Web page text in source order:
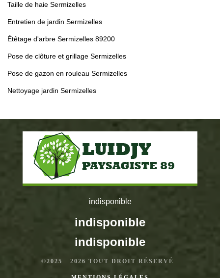
Taille de haie Sermizelles
Entretien de jardin Sermizelles
Étêtage d'arbre Sermizelles 89200
Pose de clôture et grillage Sermizelles
Pose de gazon en rouleau Sermizelles
Nettoyage jardin Sermizelles
indisponible
indisponible
indisponible
©2025 - 2026 TOUT DROIT RÉSERVÉ -